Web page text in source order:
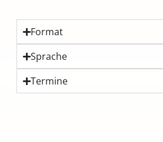
Format
Sprache
Termine